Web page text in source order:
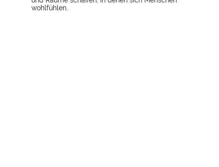
wohlfühlen.